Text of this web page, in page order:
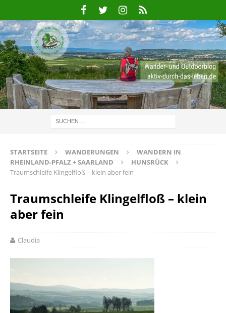
STARTSEITE WANDERUNGEN
WANDERN IN
RHEINLAND-PFALZ + SAARLAND
HUNSRÜCK
Traumschleife Klingelfloß – klein aber fein
Traumschleife Klingelfloß – klein
aber fein
Claudia